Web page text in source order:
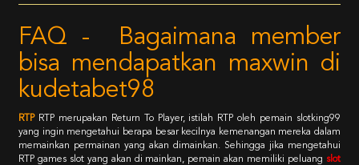
FAQ - Bagaimana member
bisa mendapatkan maxwin di
kudetabet98
RTP RTP merupakan Return To Player, istilah RTP oleh pemain slotking99
yang ingin mengetahui berapa besar kecilnya kemenangan mereka dalam
memainkan permainan yang akan dimainkan. Sehingga jika mengetahui
RTP games slot yang akan di mainkan, pemain akan memiliki peluang slot